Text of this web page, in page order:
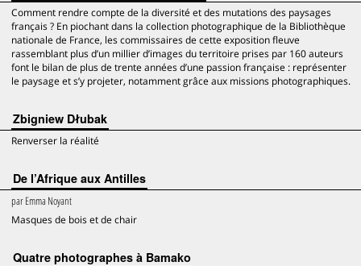
Comment rendre compte de la diversité et des mutations des paysages
français ? En piochant dans la collection photographique de la Bibliothèque
nationale de France, les commissaires de cette exposition fleuve
rassemblant plus d’un millier d’images du territoire prises par 160 auteurs
font le bilan de plus de trente années d’une passion française : représenter
le paysage et s’y projeter, notamment grâce aux missions photographiques.
Zbigniew Dłubak
Renverser la réalité
De l’Afrique aux Antilles
parEmma Noyant
Masques de bois et de chair
Quatre photographes à Bamako